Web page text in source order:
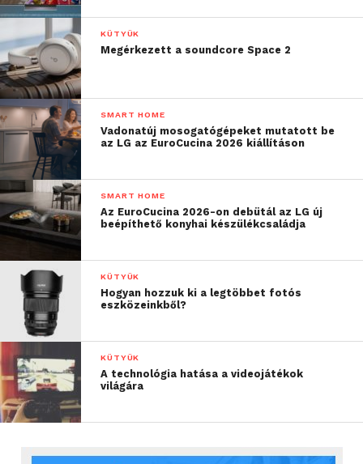
KÜTYÜK
Megérkezett a soundcore Space 2
SMART HOME
Vadonatúj mosogatógépeket mutatott be
az LG az EuroCucina 2026 kiállításon
SMART HOME
Az EuroCucina 2026-on debütál az LG új
beépíthető konyhai készülékcsaládja
KÜTYÜK
Hogyan hozzuk ki a legtöbbet fotós
eszközeinkből?
KÜTYÜK
A technológia hatása a videojátékok
világára